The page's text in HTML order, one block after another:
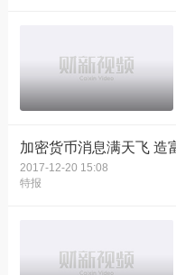
加密货币消息满天飞 造
2017-12-20 15:08
特报